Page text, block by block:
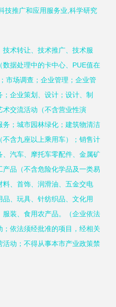
技推广和应用服务业,科学研究
术转让、技术推广、技术服
据处理中的卡中心、PUE值在
市场调查；企业管理；企业管
企业策划、设计；设计、制
交流活动（不含营业性演
；城市园林绿化；建筑物清洁
含九座以上乘用车）；销售计
汽车、摩托车零配件、金属矿
品（不含危险化学品及一类易
、首饰、润滑油、五金交电
品、玩具、针纺织品、文化用
装、食用农产品。（企业依法
依法须经批准的项目，经相关
动；不得从事本市产业政策禁